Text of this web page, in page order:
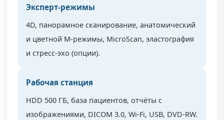
Эксперт-режимы
4D, панорамное сканирование, анатомический
и цветной М-режимы, MicroScan, эластография
и стресс-эхо (опции).
Рабочая станция
HDD 500 ГБ, база пациентов, отчёты с
изображениями, DICOM 3.0, Wi-Fi, USB, DVD-RW.